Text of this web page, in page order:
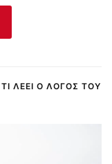
ΛΈΕΙ Ο ΛΌΓΟΣ ΤΟΥ